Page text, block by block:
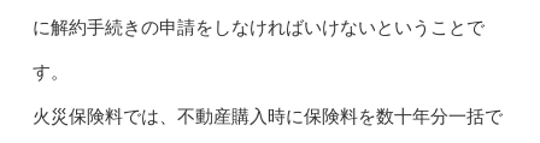
に解約手続きの申請をしなければいけないということで
す。
火災保険料では、不動産購入時に保険料を数十年分一括で